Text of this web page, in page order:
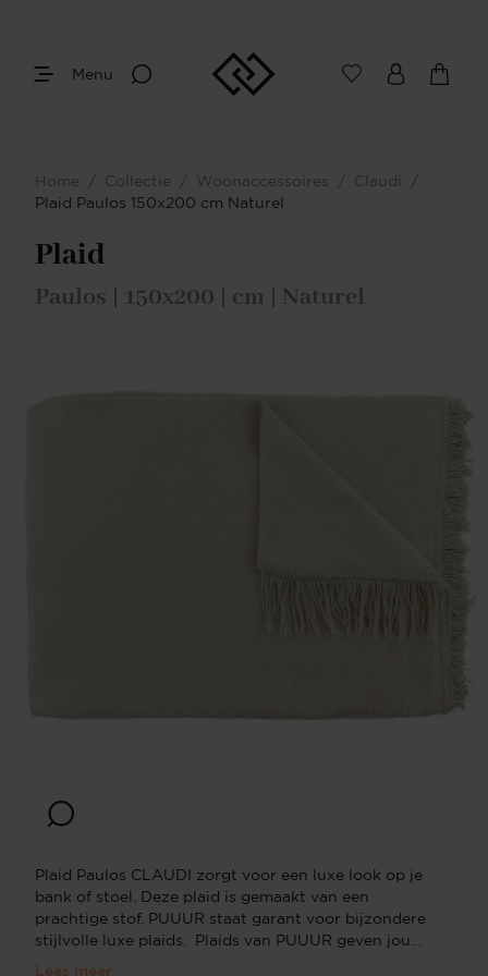
Menu
Home / Collectie / Woonaccessoires / Claudi
/
Plaid Paulos 150x200 cm Naturel
Plaid
Paulos | 150x200 | cm | Naturel
Plaid Paulos CLAUDI zorgt voor een luxe look op je
bank of stoel. Deze plaid is gemaakt van een
prachtige stof. PUUUR staat garant voor bijzondere
stijlvolle luxe plaids. Plaids van PUUUR geven jouw
Lees meer